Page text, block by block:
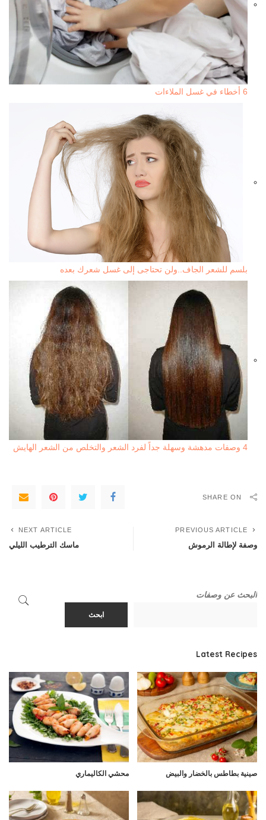
6 أخطاء في غسل الملاءات
بلسم للشعر الجاف..ولن تحتاجى إلى غسل شعرك بعده
4 وصفات مدهشة وسهلة جداً لفرد الشعر والتخلص من الشعر الهايش
SHARE ON
PREVIOUS ARTICLE
وصفة لإطالة الرموش
NEXT ARTICLE
ماسك الترطيب الليلي
البحث عن وصفات
ابحث
Latest Recipes
صينية بطاطس بالخضار والبيض محشي الكاليماري